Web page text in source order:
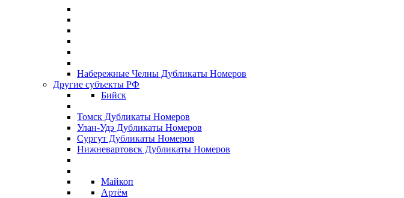
Набережные Челны Дубликаты Номеров
Другие субъекты РФ
Бийск
Томск Дубликаты Номеров
Улан-Удэ Дубликаты Номеров
Сургут Дубликаты Номеров
Нижневартовск Дубликаты Номеров
Майкоп
Артём